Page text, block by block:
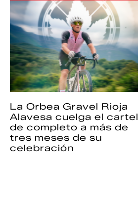
La Orbea Gravel Rioja
Alavesa cuelga el cartel
de completo a más de
tres meses de su
celebración